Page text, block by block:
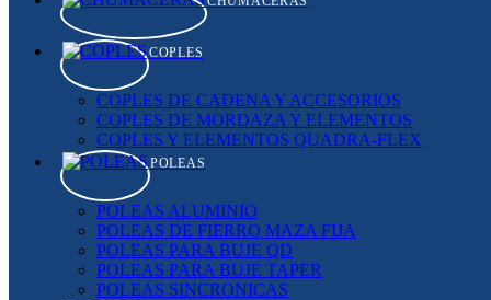
COPLES
COPLES DE CADENA Y ACCESORIOS
COPLES DE MORDAZA Y ELEMENTOS
COPLES Y ELEMENTOS QUADRA-FLEX
POLEAS
POLEAS ALUMINIO
POLEAS DE FIERRO MAZA FIJA
POLEAS PARA BUJE QD
POLEAS PARA BUJE TAPER
POLEAS SINCRONICAS